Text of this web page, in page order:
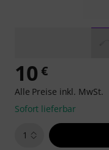
10 €
Alle Preise inkl. MwSt.
Sofort lieferbar
1